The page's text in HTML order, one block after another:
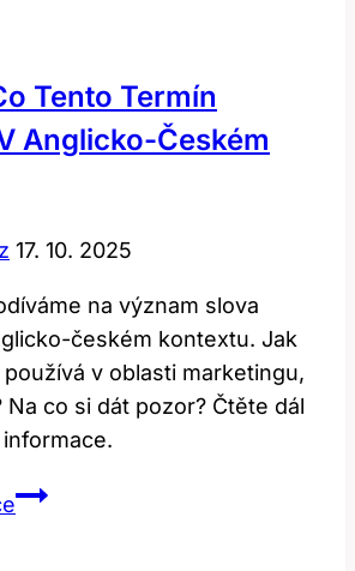
Tento Termín
Anglicko-Českém
17. 10. 2025
na význam slova
českém kontextu. Jak
v oblasti marketingu,
Na co si dát pozor? Čtěte dál
Ranking: